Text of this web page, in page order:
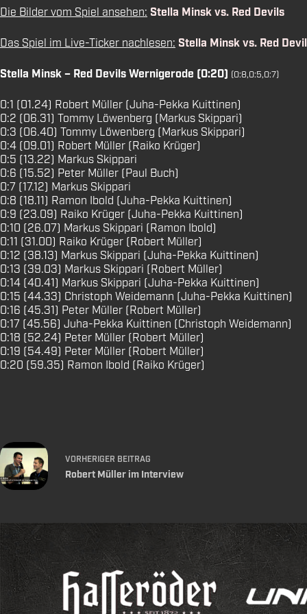
Die Bilder vom Spiel ansehen: Stella Minsk vs. Red Devils
Das Spiel im Live-Ticker nachlesen: Stella Minsk vs. Red
Stella Minsk – Red Devils Wernigerode (0:20) (0:8,0:5,0:7)
0:1 (01.24) Robert Müller (Juha-Pekka Kuittinen)
0:2 (06.31) Tommy Löwenberg (Markus Skippari)
0:3 (06.40) Tommy Löwenberg (Markus Skippari)
0:4 (09.01) Robert Müller (Raiko Krüger)
0:5 (13.22) Markus Skippari
0:6 (15.52) Peter Müller (Paul Buch)
0:7 (17.12) Markus Skippari
0:8 (18.11) Ramon Ibold (Juha-Pekka Kuittinen)
0:9 (23.09) Raiko Krüger (Juha-Pekka Kuittinen)
0:10 (26.07) Markus Skippari (Ramon Ibold)
0:11 (31.00) Raiko Krüger (Robert Müller)
0:12 (38.13) Markus Skippari (Juha-Pekka Kuittinen)
0:13 (39.03) Markus Skippari (Robert Müller)
0:14 (40.41) Markus Skippari (Juha-Pekka Kuittinen)
0:15 (44.33) Christoph Weidemann (Juha-Pekka Kuittinen)
0:16 (45.31) Peter Müller (Robert Müller)
0:17 (45.56) Juha-Pekka Kuittinen (Christoph Weidemann)
0:18 (52.24) Peter Müller (Robert Müller)
0:19 (54.49) Peter Müller (Robert Müller)
0:20 (59.35) Ramon Ibold (Raiko Krüger)
VORHERIGER BEITRAG
Robert Müller im Interview